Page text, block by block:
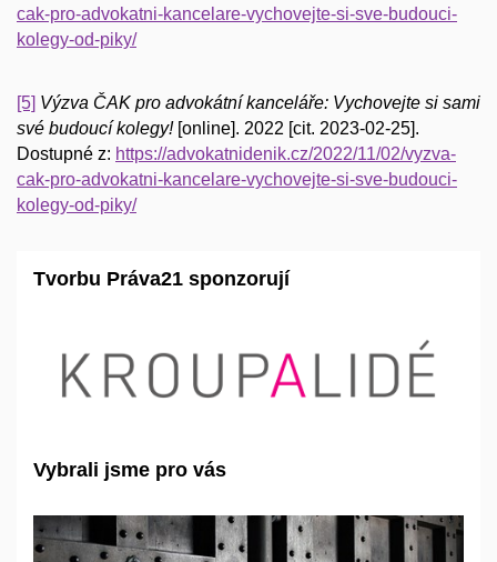
cak-pro-advokatni-kancelare-vychovejte-si-sve-budouci-
kolegy-od-piky/
[5] Výzva ČAK pro advokátní kanceláře: Vychovejte si sami
své budoucí kolegy![online]. 2022 [cit. 2023-02-25].
Dostupné z: https://advokatnidenik.cz/2022/11/02/vyzva-
cak-pro-advokatni-kancelare-vychovejte-si-sve-budouci-
kolegy-od-piky/
Tvorbu Práva21 sponzorují
Vybrali jsme pro vás